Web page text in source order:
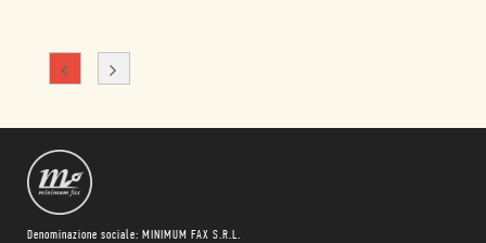
Denominazione sociale: MINIMUM FAX S.R.L.